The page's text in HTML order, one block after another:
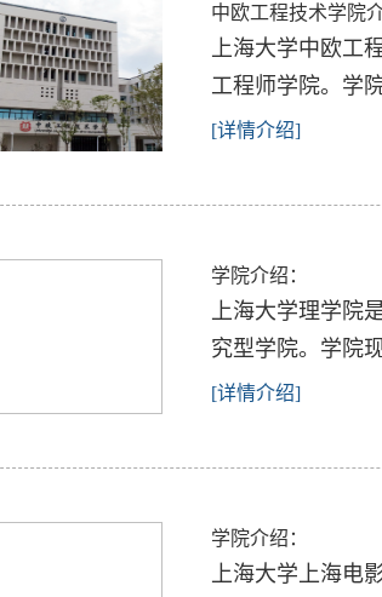
中欧工程技术学院介
上海大学中欧工
工程师学院。学
[详情介绍]
学院介绍：
上海大学理学院
究型学院。学院
[详情介绍]
学院介绍：
上海大学上海电